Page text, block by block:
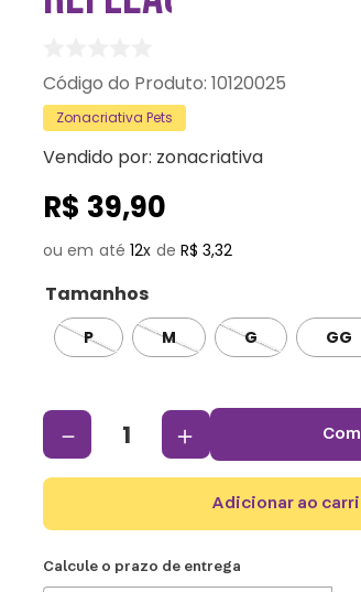
:10120025
Zonacriativa Pets
Vendido por: zonacriativa
R$ 39,90
12 R$ 3,32
Tamanhos
P M G GG
＋
－
adicionar ao